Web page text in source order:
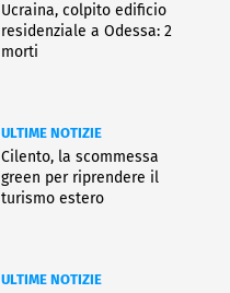
Ucraina, colpito edificio
residenziale a Odessa: 2
morti
ULTIME NOTIZIE
Cilento, la scommessa
green per riprendere il
turismo estero
ULTIME NOTIZIE